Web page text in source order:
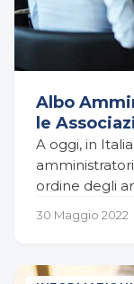
Albo
le
A oggi, in
ordine degli
significa?
d’iscrizione a…
30 Maggio 2022